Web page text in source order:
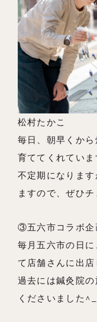
松村たかこ
毎日、朝早くか
育ててくれていま
不定期になります
ますので、ぜひ
③五六市コラボ企
毎月五六市の日
て店舗さんに出店
過去には鍼灸院
くださいました